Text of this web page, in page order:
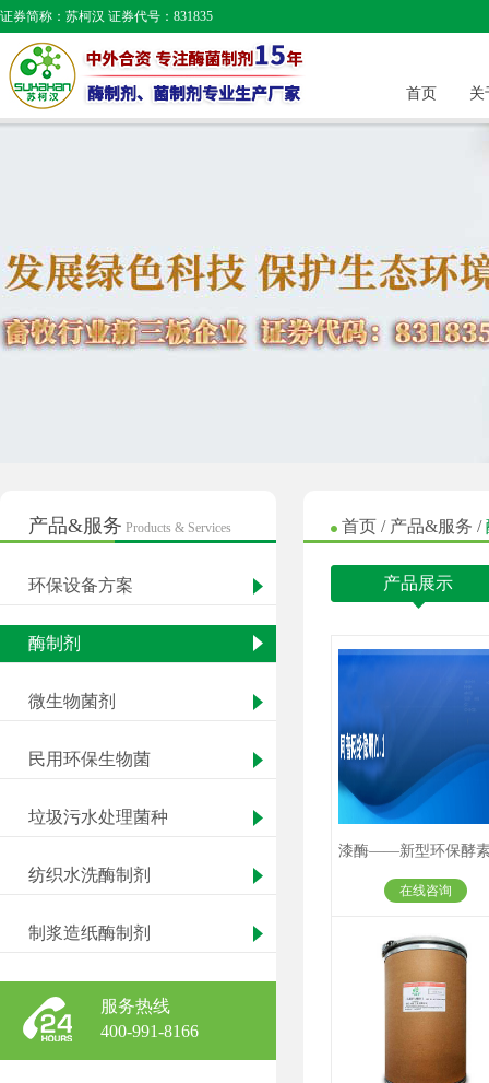
证券简称：苏柯汉 证券代号：831835
首页 关
产品&服务 Products & Services
环保设备方案
酶制剂
微生物菌剂
民用环保生物菌
垃圾污水处理菌种
纺织水洗酶制剂
制浆造纸酶制剂
服务热线
400-991-8166
首页 / 产品&服务 /
产品展示
在线咨询